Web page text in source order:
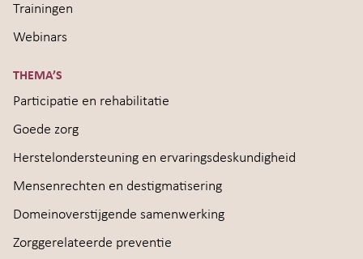
Trainingen
Webinars
THEMA’S
Participatie en rehabilitatie
Goede zorg
Herstelondersteuning en ervaringsdeskundigheid
Mensenrechten en destigmatisering
Domeinoverstijgende samenwerking
Zorggerelateerde preventie